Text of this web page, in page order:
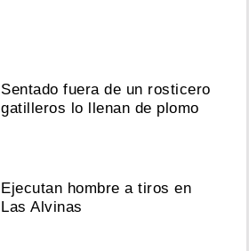
Sentado fuera de un rosticero
gatilleros lo llenan de plomo
Ejecutan hombre a tiros en
Las Alvinas